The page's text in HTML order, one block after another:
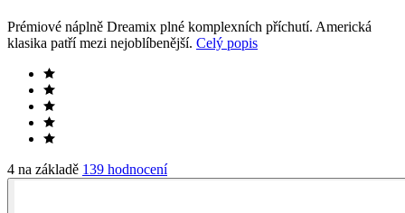
Prémiové náplně Dreamix plné komplexních příchutí. Americká
klasika patří mezi nejoblíbenější. Celý popis
4 na základě 139 hodnocení